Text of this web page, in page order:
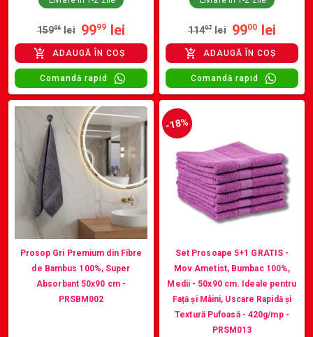
15996 lei 9999 lei
ADAUGĂ ÎN COȘ
Comandă rapid
11497 lei 9900 lei
ADAUGĂ ÎN COȘ
Comandă rapid
Prosop Gri Premium din Fibre
de Bambus 100%, Super
Absorbant 50x90 cm -
PRSBM002
-18%
Set Prosoape 5+1 GRATIS -
Mov Ametist, Bumbac 100%,
Medii - 50x90 cm. Ideale pentru
Față și Mâini, Uscare Rapidă și
Textură Pufoasă - 420g/mp -
PRSM013